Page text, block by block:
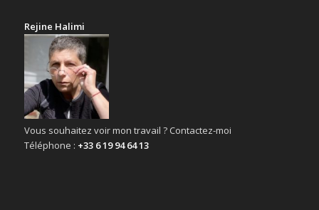
Rejine Halimi
Vous souhaitez voir mon travail ? Contactez-moi
Téléphone : +33 6 19 94 64 13